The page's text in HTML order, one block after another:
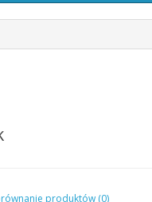
produktów (0)